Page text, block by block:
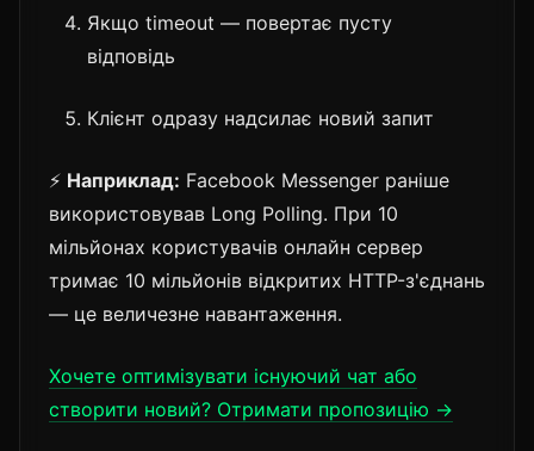
Якщо timeout — повертає пусту
відповідь
Клієнт одразу надсилає новий запит
⚡ Наприклад: Facebook Messenger раніше
використовував Long Polling. При 10
мільйонах користувачів онлайн сервер
тримає 10 мільйонів відкритих HTTP-з'єднань
— це величезне навантаження.
Хочете оптимізувати існуючий чат або
створити новий? Отримати пропозицію →